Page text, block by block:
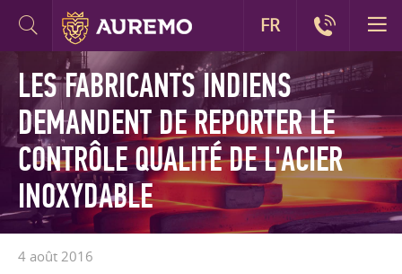
LES FABRICANTS INDIENS
DEMANDENT DE REPORTER LE
CONTRÔLE QUALITÉ DE L'ACIER
INOXYDABLE
4 août 2016
FR